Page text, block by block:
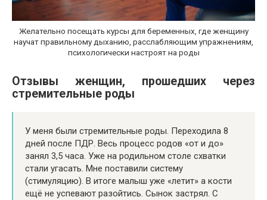
Желательно посещать курсы для беременных, где женщину
научат правильному дыханию, расслабляющим упражнениям,
психологически настроят на роды
Отзывы женщин, прошедших через
стремительные роды
У меня были стремительные роды. Переходила 8
дней после ПДР. Весь процесс родов «от и до»
занял 3,5 часа. Уже на родильном столе схватки
стали угасать. Мне поставили систему
(стимуляцию). В итоге малыш уже «летит» а кости
ещё не успевают разойтись. Сынок застрял. С